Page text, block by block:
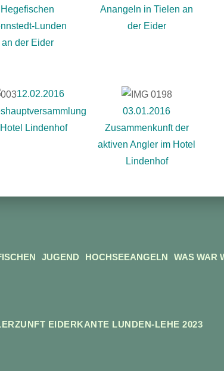
Hegefischen
Lunden
an der Eider
Anangeln in Tielen an
der Eider
12.02.2016
Lindenhof
03.01.2016
Zusammenkunft der
aktiven Angler im Hotel
Lindenhof
JUGEND HOCHSEEANGELN WAS WAR
EIDERKANTE LUNDEN-LEHE 2023